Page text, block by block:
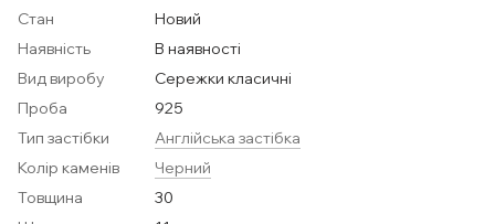
Стан
Новий
Наявність
В наявності
Вид виробу
Сережки класичні
Проба
925
Тип застібки
Англійська застібка
Колір каменів
Черний
Товщина
30